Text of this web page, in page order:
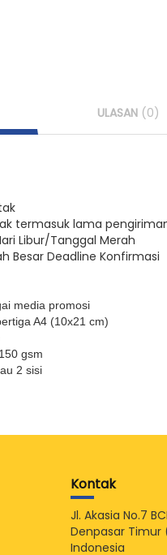
ULASAN (0)
termasuk lama
Libur/Tanggal Merah
Besar Deadline Konfirmasi
media promosi
A4 (10x21 cm)
gsm
2 sisi
Kontak
Jl. Akasia No.7
Denpasar Timur
Indonesia